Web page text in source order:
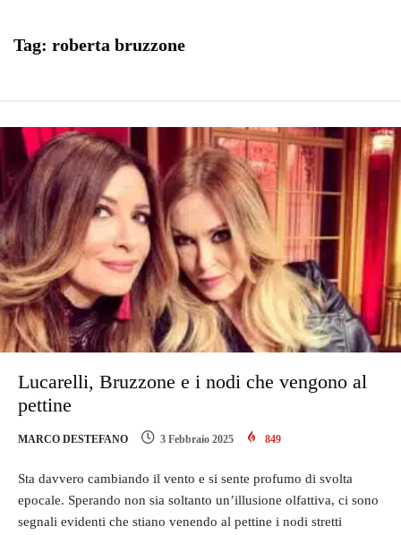
Tag: roberta bruzzone
Lucarelli, Bruzzone e i nodi che vengono al
pettine
MARCO DESTEFANO 3 Febbraio 2025 849
Sta davvero cambiando il vento e si sente profumo di svolta
epocale. Sperando non sia soltanto un’illusione olfattiva, ci sono
segnali evidenti che stiano venendo al pettine i nodi stretti